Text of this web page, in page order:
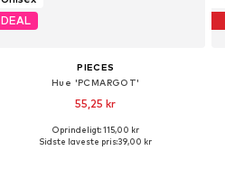
DEAL
PIECES
Hue 'PCMARGOT'
55,25 kr
Tilgængelige størrelser: 55-60
Oprindeligt: 115,00 kr
Sidste laveste pris:39,00 kr